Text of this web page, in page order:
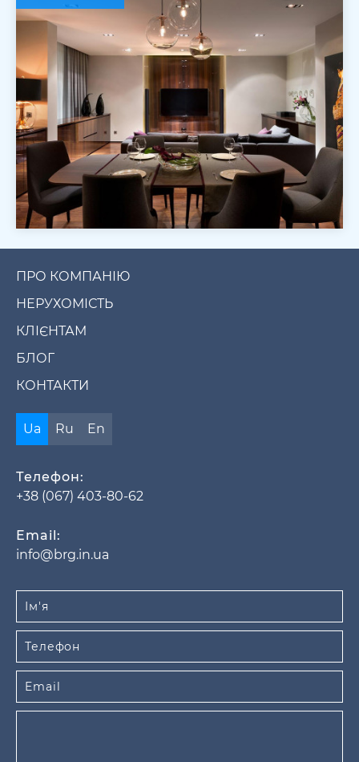
ПРО КОМПАНІЮ
НЕРУХОМІСТЬ
КЛІЄНТАМ
БЛОГ
КОНТАКТИ
Ua Ru En
Телефон:
+38 (067) 403-80-62
Email:
info@brg.in.ua